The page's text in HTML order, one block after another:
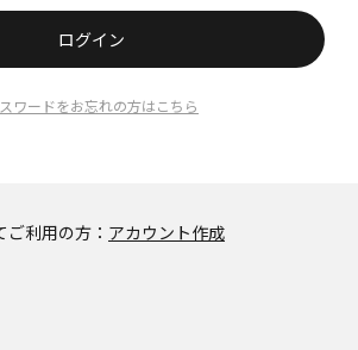
ログイン
ワードをお忘れの方はこちら
ご利用の方： アカウント作成